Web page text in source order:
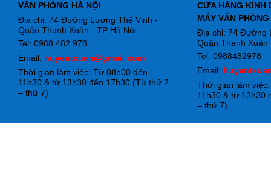
VĂN PHÒNG HÀ NỘI
Địa chỉ: 74 Đường Lương Thế Vinh -
Quận Thanh Xuân - TP Hà Nội
Tel: 0988.482.978
Email: huyentxuan@gmail.com
Thời gian làm việc: Từ 08h00 đến
11h30 & từ 13h30 đến 17h30 (Từ thứ 2
– thứ 7)
CỬA HÀNG KINH
MÁY VĂN PHÒNG
Địa chỉ: 74 Đường
Quận Thanh Xuân
Tel: 0988482978
Email:
Thời gian làm
11h30 & từ 13h30
– thứ 7)